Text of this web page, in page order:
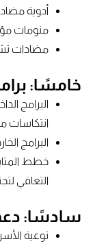
أدوية
منومات
مضادات
خامسًا:
البرامج
انتكاسات
البرامج
خطط
التعافي
سادسًا:
توعية